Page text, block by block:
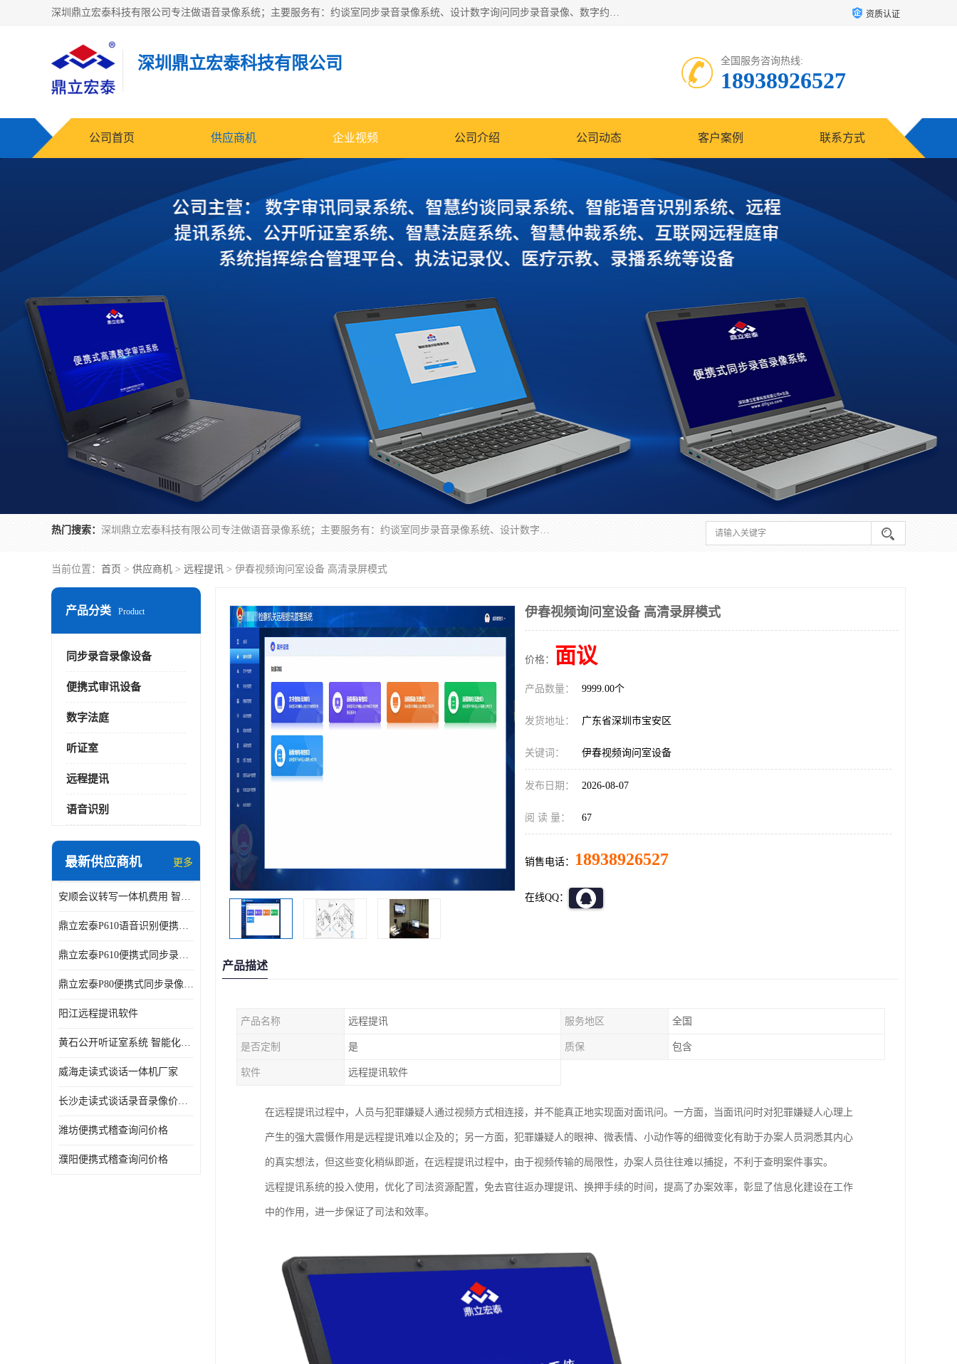
深圳鼎立宏泰科技有限公司专注做语音录像系统；主要服务有：约谈室同步录音录像系统、设计数字询问同步录音录像、数字约谈室同步录音录像、公开听证室、智慧庭审、智能语音识别转写、远程提讯（提审）、记录仪、远程指挥综合管理平台、录播系统等 资质认证
深圳鼎立宏泰科技有限公司 全国服务咨询热线:
18938926527
公司首页 供应商机 企业视频 公司介绍 公司动态 客户案例 联系方式
热门搜索： 深圳鼎立宏泰科技有限公司专注做语音录像系统；主要服务有：约谈室同步录音录像系统、设计数字询问同步录音录像、数字约谈室同步录音录像、公开听证室、智慧庭审、智能语音识别转写、远程提讯（提审）、记录仪、远程指挥综合管理平台、录播系统等
当前位置： 首页 > 供应商机 > 远程提讯 > 伊春视频询问室设备 高清录屏模式
产品分类 Product
同步录音录像设备
便携式审讯设备
数字法庭
听证室
远程提讯
语音识别
最新供应商机 更多
安顺会议转写一体机费用 智能化水平
鼎立宏泰P610语音识别便携式同步录像设备支持双光驱加硬盘同步实时刻录哈希值加密画面合成远程指挥电子笔录温湿度音视频采集视频显示等功能于一体的移动办案终端
鼎立宏泰P610便携式同步录像设备支持双光驱加硬盘同步实时刻录哈希值加密画面合成远程指挥电子笔录温湿度音视频采集视频显示等功能于一体的移动办案终端
鼎立宏泰P80便携式同步录像设备支持双光驱加硬盘同步实时刻录哈希值加密画面合成远程指挥电子笔录温湿度音视频采集视频显示等功能于一体的移动办案终端
阳江远程提讯软件
黄石公开听证室系统 智能化水平
威海走读式谈话一体机厂家
长沙走读式谈话录音录像价格 高清录屏模式
潍坊便携式稽查询问价格
濮阳便携式稽查询问价格
伊春视频询问室设备 高清录屏模式
价格： 面议
产品数量： 9999.00个
发货地址： 广东省深圳市宝安区
关键词： 伊春视频询问室设备
发布日期： 2026-08-07
阅 读 量： 67
销售电话： 18938926527
在线QQ：
产品描述
产品名称 远程提讯 服务地区 全国
是否定制 是 质保 包含
软件 远程提讯软件
在远程提讯过程中，人员与犯罪嫌疑人通过视频方式相连接，并不能真正地实现面对面讯问。一方面，当面讯问时对犯罪嫌疑人心理上
产生的强大震慑作用是远程提讯难以企及的；另一方面，犯罪嫌疑人的眼神、微表情、小动作等的细微变化有助于办案人员洞悉其内心
的真实想法，但这些变化稍纵即逝，在远程提讯过程中，由于视频传输的局限性，办案人员往往难以捕捉，不利于查明案件事实。
远程提讯系统的投入使用，优化了司法资源配置，免去官往返办理提讯、换押手续的时间，提高了办案效率，彰显了信息化建设在工作
中的作用，进一步保证了司法和效率。